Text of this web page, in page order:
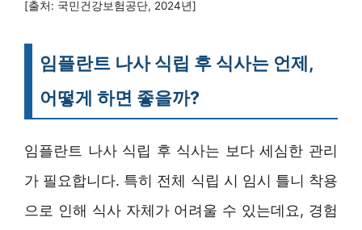
[출처: 국민건강보험공단, 2024년]
임플란트 나사 식립 후 식사는 언제,
어떻게 하면 좋을까?
임플란트 나사 식립 후 식사는 보다 세심한 관리
가 필요합니다. 특히 전체 식립 시 임시 틀니 착용
으로 인해 식사 자체가 어려울 수 있는데요, 경험